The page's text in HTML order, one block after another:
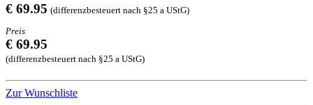
€ 69.95 (differenzbesteuert nach §25 a UStG)
Preis
€ 69.95
(differenzbesteuert nach §25 a UStG)
Zur Wunschliste